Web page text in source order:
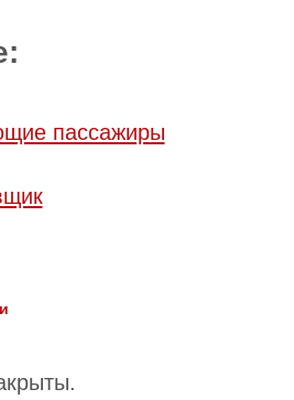
пассажиры